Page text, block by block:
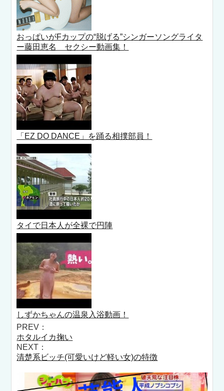
おっぱいがFカップの“脱げる”シンガーソングライタ
ー藤田恵名 セクシー動画集！
「EZ DO DANCE」を踊る相撲部員！
タイで日本人が全裸で円陣
しずかちゃんの温泉入浴動画！
PREV：
ホタルイカ掬い
NEXT：
清楚系ビッチ(可愛いけど軽い女)の特徴